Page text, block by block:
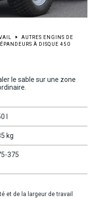
AUTRES ENGINS DE
ÉPANDEURS À DISQUE 450
le sable sur une zone
l
kg
375
et de la largeur de travail